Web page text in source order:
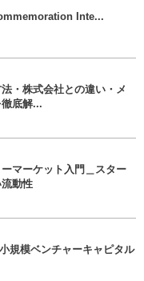
Inte...
・株式会社との違い・メ
底解...
マーケット入門＿スター
流動性
規模ベンチャーキャピタル